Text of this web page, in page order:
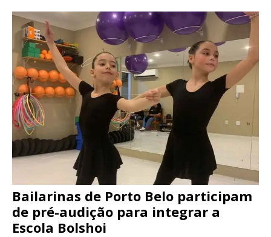
Bailarinas de Porto Belo participam
de pré-audição para integrar a
Escola Bolshoi